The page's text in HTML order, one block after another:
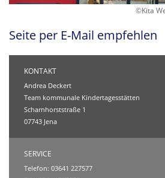
©Kita
Seite per E-Mail empfehlen
KONTAKT
Andrea Deckert
Team kommunale Kindertagesstätten
Scharnhorststraße 1
07743 Jena
SERVICE
Telefon: 03641 227577